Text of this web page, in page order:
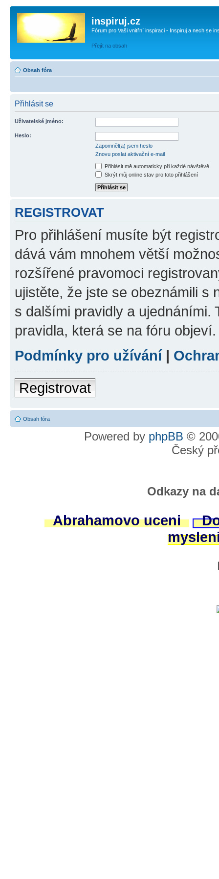
inspiruj.cz
Fórum pro Vaši vnitřní inspiraci - Inspiruj a nech se
Přejít na obsah
Obsah fóra
Přihlásit se
Uživatelské jméno:
Heslo:
Zapomněl(a) jsem heslo
Znovu poslat aktivační e-mail
Přihlásit mě automaticky při každé návštěvě
Skrýt můj online stav pro toto přihlášení
REGISTROVAT
Pro přihlášení musíte být
dává vám mnohem větší
rozšířené pravomoci
ujistěte, že jste se obeznámili s
s dalšími pravidly a ujednáními.
pravidla, která se na fóru objeví.
Podmínky pro užívání|
Registrovat
Obsah fóra
Powered by phpBB ©
Český
Odkazy na
Abrahamovo uceni